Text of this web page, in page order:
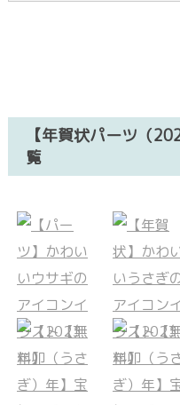
【年賀状パーツ（
覧